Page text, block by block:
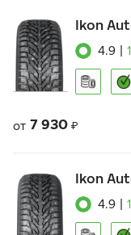
Ikon
4.9
от 7 930 ₽
Ikon
4.9